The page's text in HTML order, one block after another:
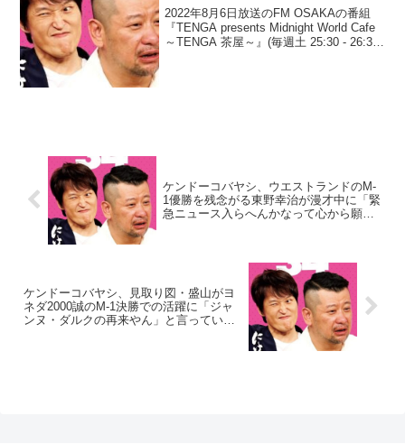
と後悔
2022年8月6日放送のFM OSAKAの番組
『TENGA presents Midnight World Cafe
～TENGA 茶屋～』(毎週土 25:30 - 26:30)
ケンドーコバヤシ、ウエストランドのM-
1優勝を残念がる東野幸治が漫才中に「緊
急ニュース入らへんかなって心から願っ
ケンドーコバヤシ、見取り図・盛山がヨ
ネダ2000誠のM-1決勝での活躍に「ジャ
ンヌ・ダルクの再来やん」と言っていた